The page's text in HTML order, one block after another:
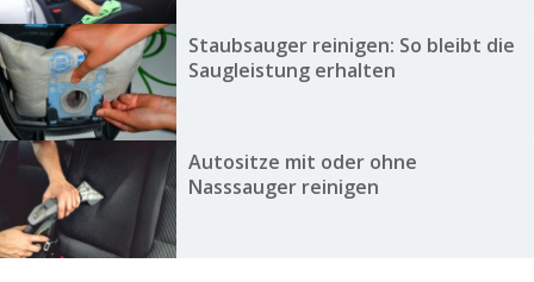
Staubsauger reinigen: So bleibt die
Saugleistung erhalten
Autositze mit oder ohne
Nasssauger reinigen